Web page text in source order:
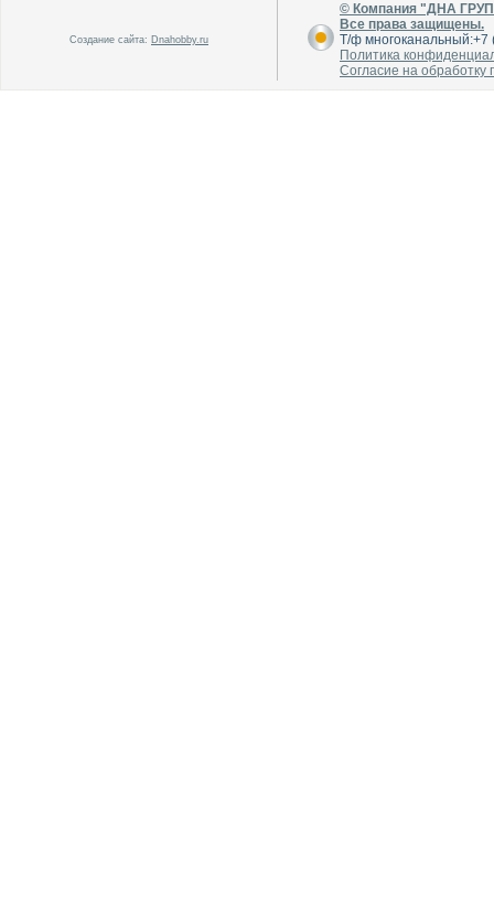
Создание сайта: Dnahobby.ru
© Компания "ДНА
Все права защищены.
Т/ф
Политика
Согласие на